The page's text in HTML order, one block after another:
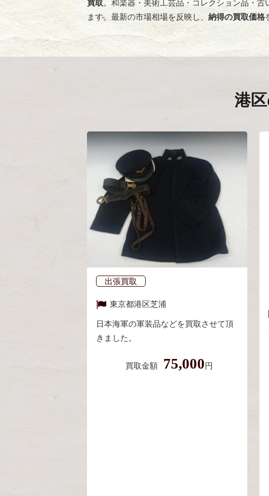
買取。和楽器・美術工芸品・コレクション品・
ます。最新の市場相場を反映し、 納得の買取価格
港
出張買取
東京都港区芝浦
日本海軍の軍装品などを買取させて頂
きました。
買取金額 75,000円